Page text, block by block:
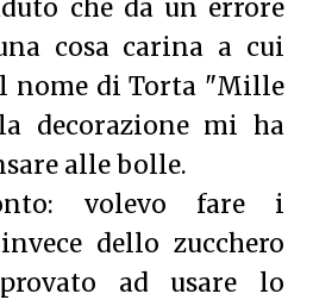
che da un errore
cosa carina a cui
nome di Torta "Mille
decorazione mi ha
alle bolle.
volevo fare i
dello zucchero
ad usare lo